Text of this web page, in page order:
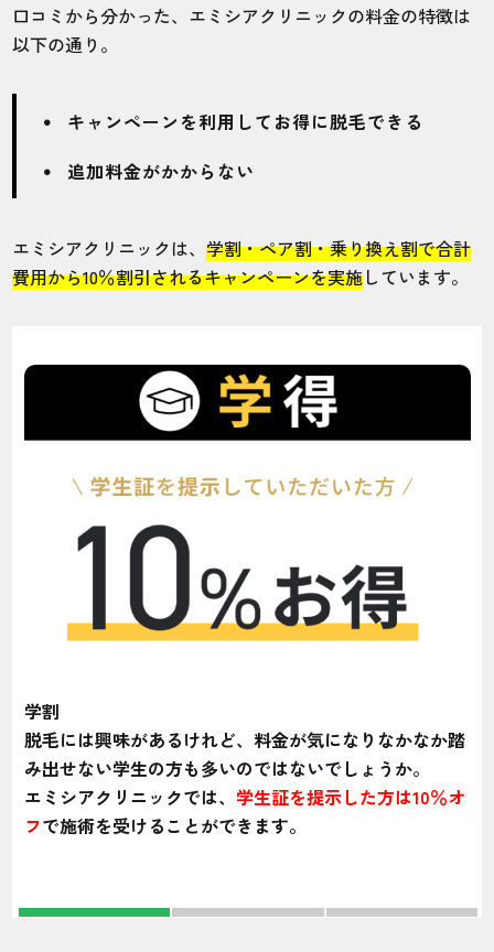
口コミから分かった、エミシアクリニックの料金の特徴は
以下の通り。
キャンペーンを利用してお得に脱毛できる
追加料金がかからない
エミシアクリニックは、学割・ペア割・乗り換え割で合計
費用から10％割引されるキャンペーンを実施しています。
学割
脱毛には興味があるけれど、料金が気になりなかなか踏
み出せない学生の方も多いのではないでしょうか。
エミシアクリニックでは、 学生証を提示した方は10％オ
フで施術を受けることができます。